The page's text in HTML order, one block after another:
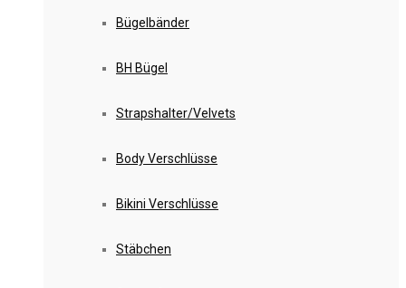
Bügelbänder
BH Bügel
Strapshalter/Velvets
Body Verschlüsse
Bikini Verschlüsse
Stäbchen